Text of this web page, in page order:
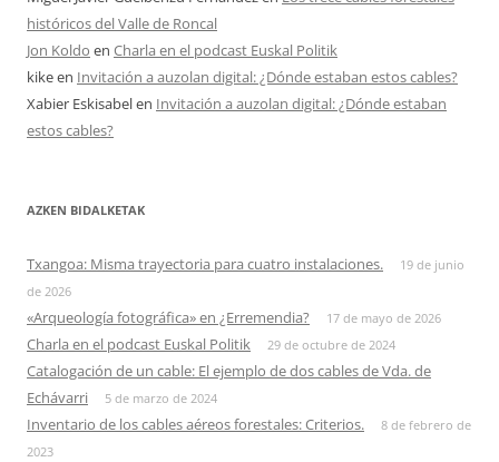
históricos del Valle de Roncal
Jon Koldo en Charla en el podcast Euskal Politik
kikeen Invitación a auzolan digital: ¿Dónde estaban estos cables?
Xabier Eskisabelen Invitación a auzolan digital: ¿Dónde estaban
estos cables?
AZKEN BIDALKETAK
Txangoa: Misma trayectoria para cuatro instalaciones.
19 de junio
de 2026
«Arqueología fotográfica» en ¿Erremendia? 17 de mayo de 2026
Charla en el podcast Euskal Politik 29 de octubre de 2024
Catalogación de un cable: El ejemplo de dos cables de Vda. de
Echávarri
5 de marzo de 2024
Inventario de los cables aéreos forestales: Criterios.
8 de febrero de
2023